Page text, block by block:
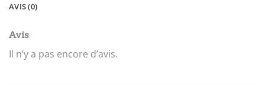
AVIS (0)
Avis
Il n’y a pas encore d’avis.